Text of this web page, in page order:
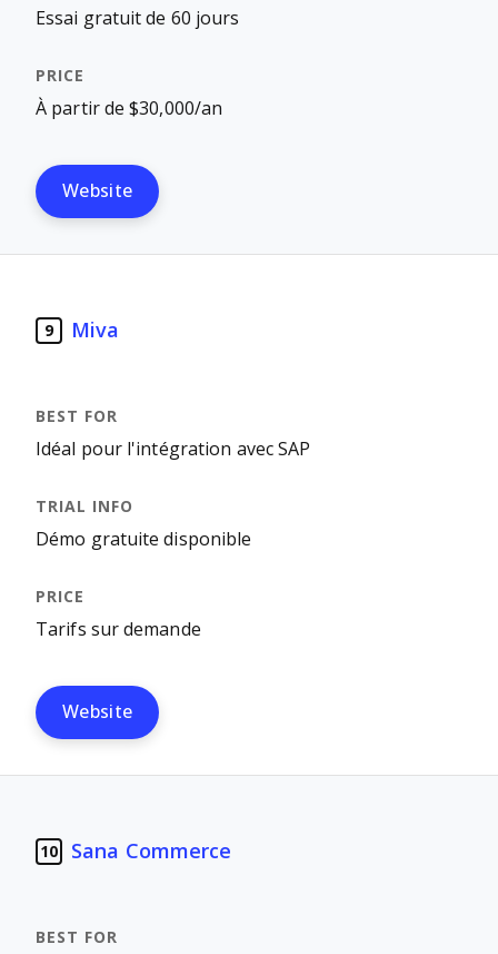
Essai gratuit de 60 jours
À partir de $30,000/an
Website
9 Miva
Idéal pour l'intégration avec SAP
Démo gratuite disponible
Tarifs sur demande
Website
10 Sana Commerce